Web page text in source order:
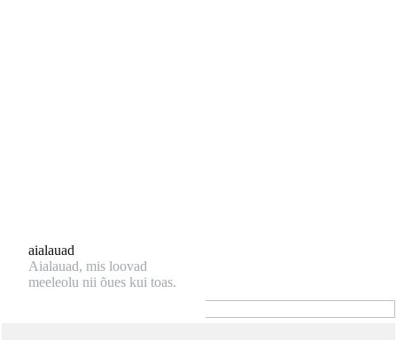
Too Lounge oma
koduaeda.
aialauad
Aialauad, mis loovad
meeleolu nii õues kui toas.